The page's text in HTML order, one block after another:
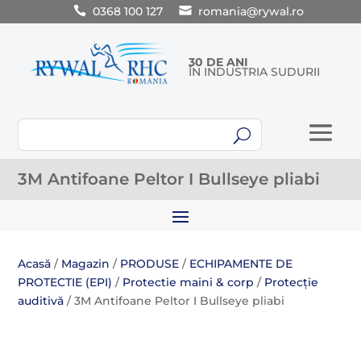
0368 100 127 romania@rywal.ro
30 DE ANI
ÎN INDUSTRIA SUDURII
U
3M Antifoane Peltor I Bullseye pliabi
Acasă / Magazin / PRODUSE / ECHIPAMENTE DE
PROTECTIE (EPI) / Protectie maini & corp / Protecție
auditivă / 3M Antifoane Peltor I Bullseye pliabi